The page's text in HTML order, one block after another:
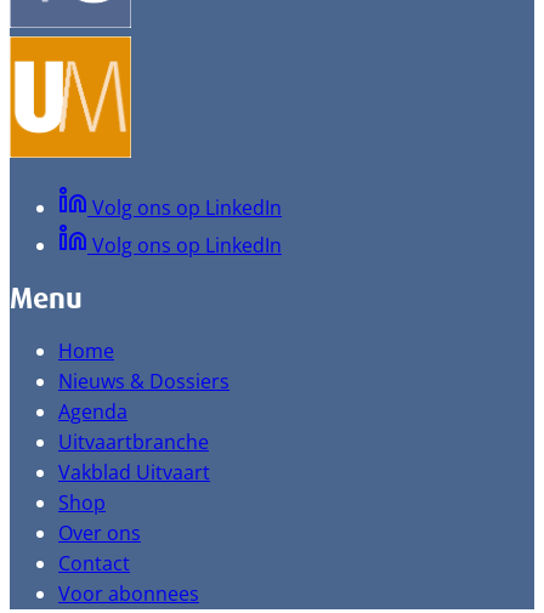
Volg ons op LinkedIn
Volg ons op LinkedIn
Menu
Home
Nieuws & Dossiers
Agenda
Uitvaartbranche
Vakblad Uitvaart
Shop
Over ons
Contact
Voor abonnees